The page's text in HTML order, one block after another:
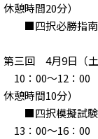
休憩時間20分）
■四択必勝指南
第三回 4月9日（
10：00～12：
休憩時間10分）
■四択模擬試験
13：00～16：